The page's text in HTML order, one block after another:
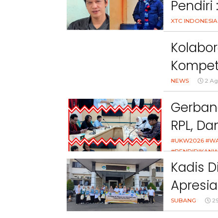
Pendiri
XTC INDONESIA
NEWS 2
RPL,
#UKW2026
1 Agustus
Kadis
Lomba
SUBANG
Melanggar Ketentuan
Perundang-undangan”
Nyata Lewat Green